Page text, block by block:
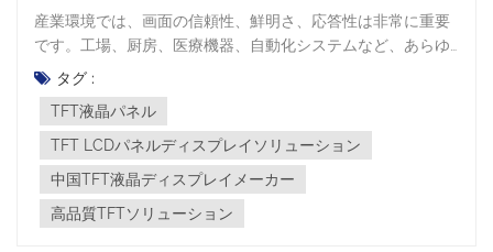
産業環境では、画面の信頼性、鮮明さ、応答性は非常に重要
です。工場、厨房、医療機器、自動化システムなど、あらゆ
る場所で、 TFT液晶パネル 安定した高性能のディスプレイ技
術を求めるメーカーやエンジニアにとって、頼りになるソリ
ューションとなっています。 TFT液晶パネルの主な利点の一
つは、その優れた画質です。従来の液晶ディスプレイとは異
なり、TFT（薄膜トランジスタ）技術はアクティブマトリク
ス方式を採用し、各ピクセルを個別に制御できます。これに
より、鮮明なコントラスト、鮮やかな色彩、そして高速な応
タグ :
TFT液晶パネル
TFT LCDパネルディスプレイソリューション
中国TFT液晶ディスプレイメーカー
高品質TFTソリューション